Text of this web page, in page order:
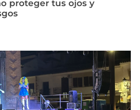
proteger tus ojos y